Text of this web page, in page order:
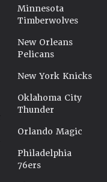
Minnesota
Timberwolves
New Orleans
Pelicans
New York Knicks
Oklahoma City
Thunder
Orlando Magic
Philadelphia
76ers